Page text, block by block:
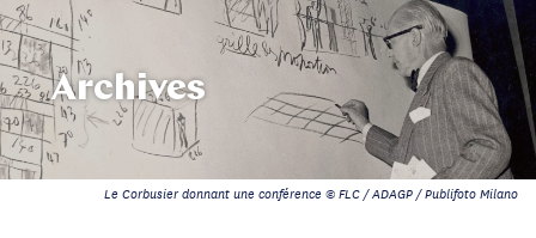
Archives
Le Corbusier donnant une conférence © FLC / ADAGP / Publifoto Milano